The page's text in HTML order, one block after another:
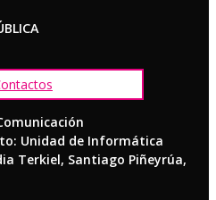
Unidad de Informática
Terkiel, Santiago Piñeyrúa,